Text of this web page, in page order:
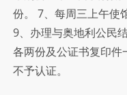
份。 7、每周三上午使
9、办理与奥地利公民
各两份及公证书复印
不予认证。